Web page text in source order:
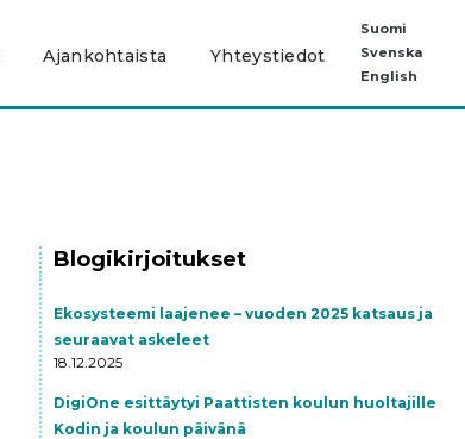
Ajankohtaista Yhteystiedot
Suomi
Svenska
English
Blogikirjoitukset
Ekosysteemi laajenee – vuoden 2025 katsaus ja
seuraavat askeleet
18.12.2025
DigiOne esittäytyi Paattisten koulun huoltajille
Kodin ja koulun päivänä